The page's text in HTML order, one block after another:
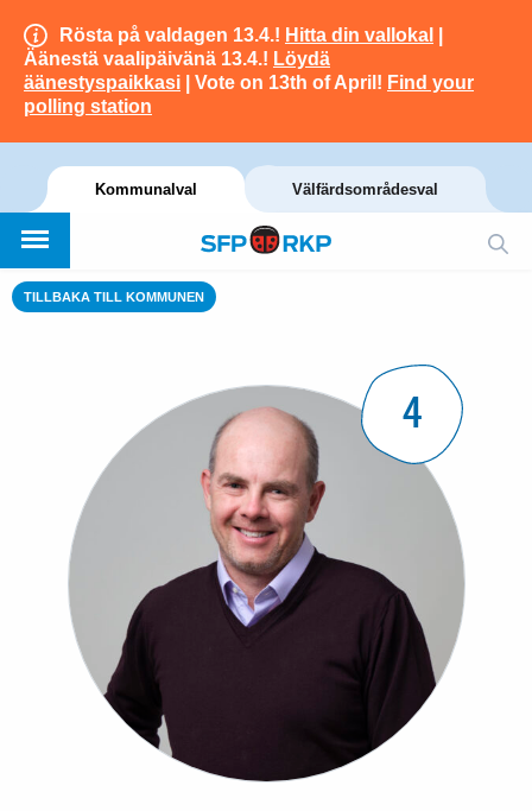
Rösta på valdagen 13.4.! Hitta din vallokal
Äänestä vaalipäivänä 13.4.! Löydä
äänestyspaikkasi | Vote on 13th of April! Find your
polling station
Kommunalval Välfärdsområdesval
TILLBAKA TILL KOMMUNEN
4